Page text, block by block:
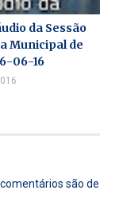
da Sessão
Municipal de
06-16
são de